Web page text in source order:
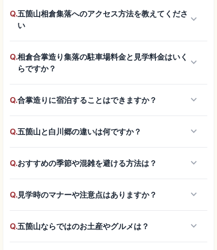
Q.五箇山相倉集落へのアクセス方法を教えてくださ
い
keyboard_arrow_down
Q.相倉合掌造り集落の駐車場料金と見学料金はいく
らですか？
keyboard_arrow_down
Q.合掌造りに宿泊することはできますか？ keyboard_arrow_down
Q.五箇山と白川郷の違いは何ですか？ keyboard_arrow_down
Q.おすすめの季節や混雑を避ける方法は？ keyboard_arrow_down
Q.見学時のマナーや注意点はありますか？ keyboard_arrow_down
Q.五箇山ならではのお土産やグルメは？ keyboard_arrow_down